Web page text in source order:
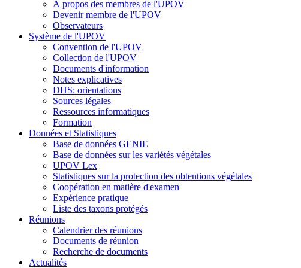
À propos des membres de l'UPOV
Devenir membre de l'UPOV
Observateurs
Système de l'UPOV
Convention de l'UPOV
Collection de l'UPOV
Documents d'information
Notes explicatives
DHS: orientations
Sources légales
Ressources informatiques
Formation
Données et Statistiques
Base de données GENIE
Base de données sur les variétés végétales
UPOV Lex
Statistiques sur la protection des obtentions végétales
Coopération en matière d'examen
Expérience pratique
Liste des taxons protégés
Réunions
Calendrier des réunions
Documents de réunion
Recherche de documents
Actualités